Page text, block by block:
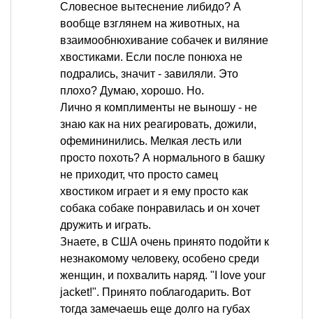
Словесное вытеснение либидо? А
вообще взглянем на животных, на
взаимообнюхивание собачек и виляние
хвостиками. Если после понюха не
подрались, значит - завиляли. Это
плохо? Думаю, хорошо. Но.
Лично я комплименты не выношу - не
знаю как на них реагировать, дожили,
офемининились. Мелкая лесть или
просто похоть? А нормального в башку
не приходит, что просто самец
хвостиком играет и я ему просто как
собака собаке понравилась и он хочет
дружить и играть.
Знаете, в США очень принято подойти к
незнакомому человеку, особено среди
женщин, и похвалить наряд. "I love your
jacket!". Принято поблагодарить. Вот
тогда замечаешь еще долго на губах